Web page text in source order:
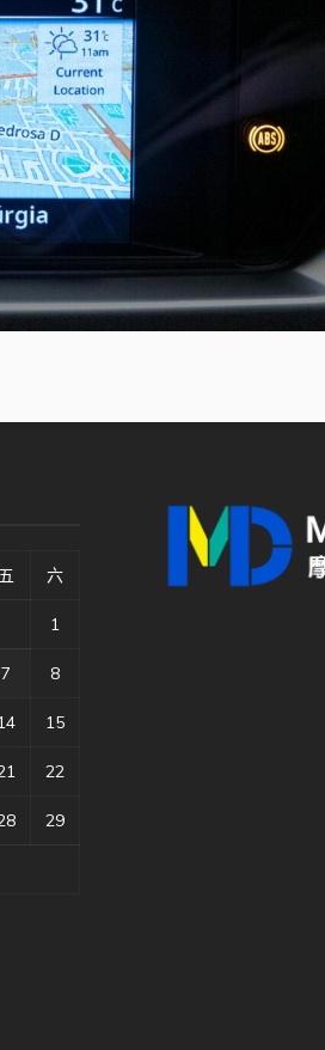
五 六
1
7 8
15
22
29